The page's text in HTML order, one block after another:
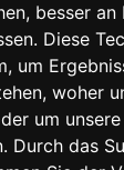
besser an
Diese
um
woher
um
Durch das